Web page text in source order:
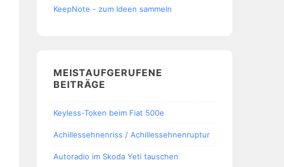
KeepNote - zum Ideen sammeln
MEISTAUFGERUFENE
BEITRÄGE
Keyless-Token beim Fiat 500e
Achillessehnenriss / Achillessehnenruptur
Autoradio im Skoda Yeti tauschen